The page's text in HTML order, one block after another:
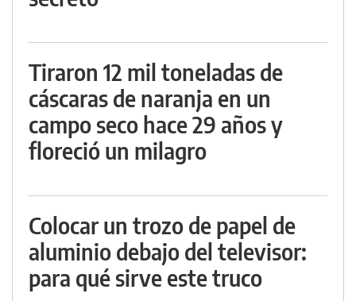
Tiraron 12 mil toneladas de
cáscaras de naranja en un
campo seco hace 29 años y
floreció un milagro
Colocar un trozo de papel de
aluminio debajo del televisor:
para qué sirve este truco